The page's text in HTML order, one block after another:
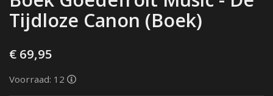
Tijdloze Canon (Boek)
€ 69,95
Voorraad: 12